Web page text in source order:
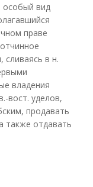
особый вид
праве
сливаясь в н.
владения
вост. уделов,
продавать
также отдавать